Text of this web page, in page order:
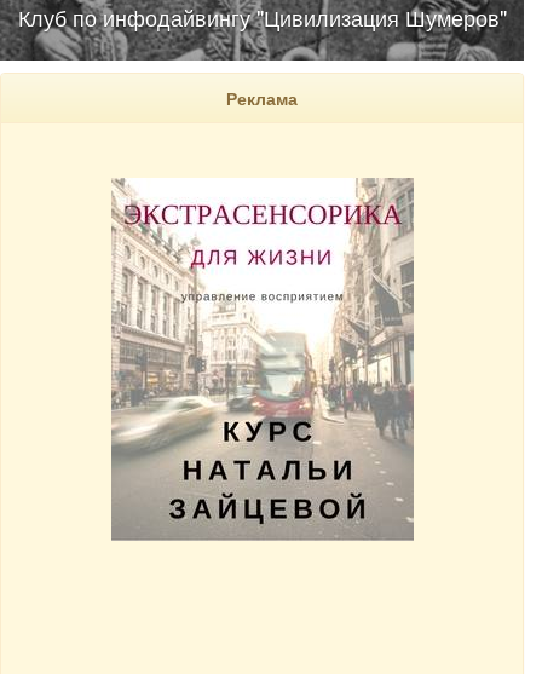
Клуб по инфодайвингу "Цивилизация Шумеров"
Реклама